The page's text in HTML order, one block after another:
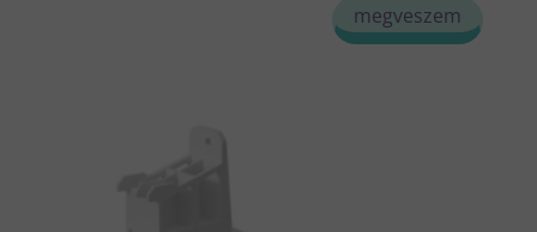
megveszem